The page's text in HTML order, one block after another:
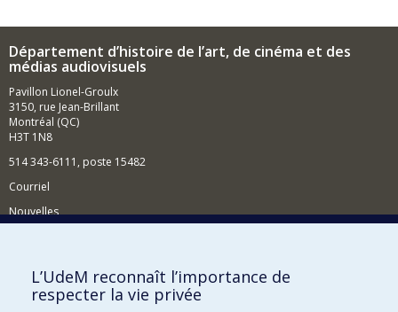
Département d’histoire de l’art, de cinéma et des
médias audiovisuels
Pavillon Lionel-Groulx
3150, rue Jean-Brillant
Montréal (QC)
H3T 1N8
514 343-6111, poste 15482
Courriel
Nouvelles
Comment soutenir le Département?
BESOIN D'AIDE?
L’UdeM reconnaît l’importance de
respecter la vie privée